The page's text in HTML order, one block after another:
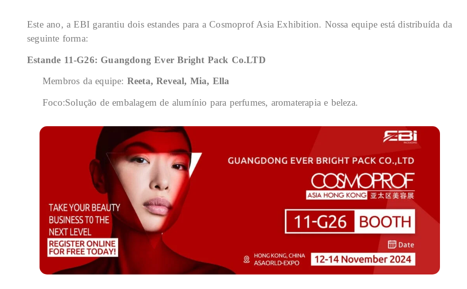
Este ano, a EBI garantiu dois estandes para a Cosmoprof Asia Exhibition. Nossa equipe está distribuída da
seguinte forma:
Estande 11-G26: Guangdong Ever Bright Pack Co.LTD
Membros da equipe: Reeta, Reveal, Mia, Ella
Foco:Solução de embalagem de alumínio para perfumes, aromaterapia e beleza.